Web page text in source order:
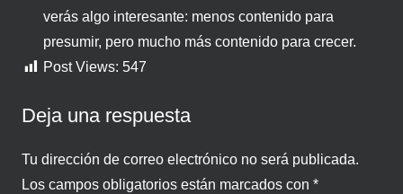
verás algo interesante: menos contenido para
presumir, pero mucho más contenido para crecer.
Post Views: 547
Deja una respuesta
Tu dirección de correo electrónico no será publicada.
Los campos obligatorios están marcados con *